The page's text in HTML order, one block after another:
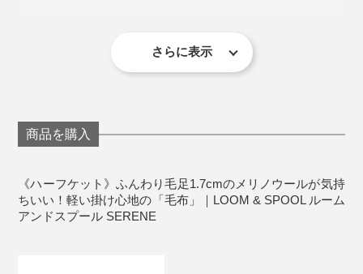
ウールは、保温性と吸・放湿性にすぐれているので、冷
え切った夜もヌクヌクしたまま、湿気（汗）だけ逃がし
さらに、毛布の両端を編み立てたままにしているので、
イデアは暖かくていいなと思った。パジャマやスウェッ
ト姿もおしゃれに見える」
る、寝具としての毛布は、海外にはあまりないそう。
日本ならではの寝具だなんて、おもしろいですね。
そのせいか、毛布は長らく、海外に溢れるベッドカバー
使い始めは、濃い色の服に細かい毛羽が付くことが
生産工程の都合上、プリントの色が端まで入らず
向によっては芯地のポリエステルが見えることがあ
ります。
洗濯後、表面の風合いが変化することもあります
さらに表示
商品を購入
《ハーフケット》ふんわり毛足1.7cmのメリノウールが気持
ちいい！軽い掛け心地の「毛布」｜LOOM & SPOOL ルーム
アンドスプール SERENE